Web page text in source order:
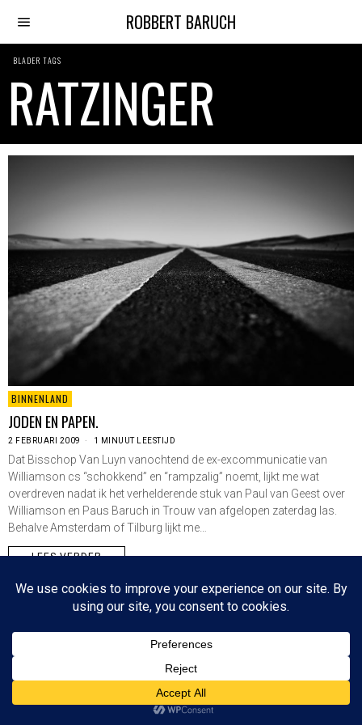
ROBBERT BARUCH
BLADER TAGS
RATZINGER
BINNENLAND
JODEN EN PAPEN.
2 FEBRUARI 2009 1 MINUUT LEESTIJD
Dat Bisschop Van Luyn vanochtend de ex-excommunicatie van
Williamson cs “schokkend” en “rampzalig” noemt, lijkt me wat
overdreven nadat ik het verhelderende stuk van Paul van Geest over
Williamson en Paus Baruch in Trouw van afgelopen zaterdag las.
Behalve Amsterdam of Tilburg lijkt me…
LEES VERDER
Since 2003 © All Rights Reserved | Foto's Robbert Baruch tenzij anders vermeld
NIEUWSBRIEF CONTACT
BOVEN